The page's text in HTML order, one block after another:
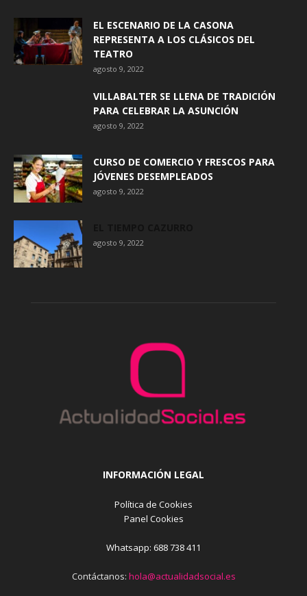
EL ESCENARIO DE LA CASONA
REPRESENTA A LOS CLÁSICOS DEL
TEATRO
agosto 9, 2022
VILLABALTER SE LLENA DE TRADICIÓN
PARA CELEBRAR LA ASUNCIÓN
agosto 9, 2022
CURSO DE COMERCIO Y FRESCOS PARA
JÓVENES DESEMPLEADOS
agosto 9, 2022
agosto 9, 2022
INFORMACIÓN LEGAL
Política de Cookies
Panel Cookies
Whatsapp: 688 738 411
Contáctanos: hola@actualidadsocial.es